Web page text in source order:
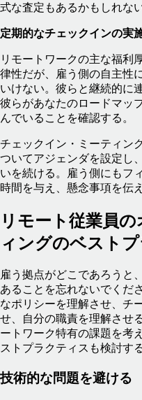
式な査定もあるかもしれない
定期的なチェックインの実
リモートワークの主な福利
律性だが、雇う側の自主性
いけない。彼らと継続的に
彼らがあなたのロードマッ
んでいることを確認する。
チェックイン・ミーティン
ついてアジェンダを設定し
いを続ける。雇う側にもフ
時間を与え、懸念事項を伝え
リモート従業員
ィングのベスト
雇う拠点がどこであろうと
あることを忘れないでくだ
なポリシーを理解させ、チ
せ、自分の職責を理解させ
ートワーク特有の課題を考
ストプラクティスも検討す
技術的な問題を避ける